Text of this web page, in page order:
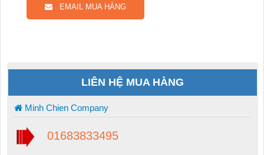
EMAIL MUA HÀNG
LIÊN HỆ MUA HÀNG
Minh Chien Company
01683833495